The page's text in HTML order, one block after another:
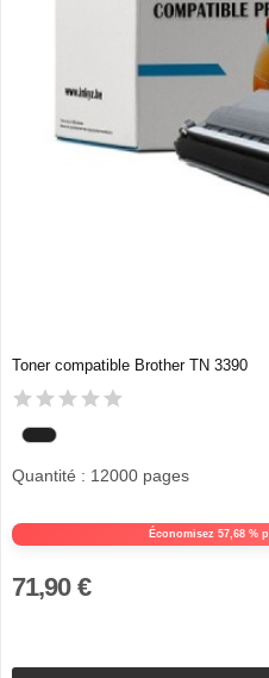
Toner compatible Brother TN 3390
Économisez 57,68 %
Quantité : 12000 pages
71,90 €